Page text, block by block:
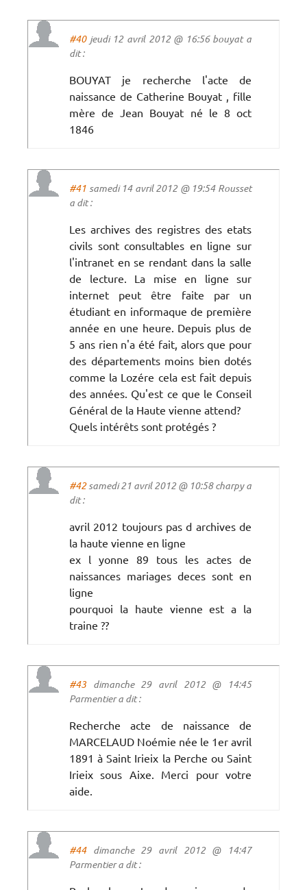
#40jeudi 12 avril 2012 @ 16:56 bouyat a
dit :
BOUYAT je recherche l'acte de
naissance de Catherine Bouyat , fille
mère de Jean Bouyat né le 8 oct
1846
#41 samedi 14 avril 2012 @ 19:54 Rousset
a dit :
Les archives des registres des etats
civils sont consultables en ligne sur
l'intranet en se rendant dans la salle
de lecture. La mise en ligne sur
internet peut être faite par un
étudiant en informaque de première
année en une heure. Depuis plus de
5 ans rien n'a été fait, alors que pour
des départements moins bien dotés
comme la Lozére cela est fait depuis
des années. Qu'est ce que le Conseil
Général de la Haute vienne attend?
Quels intérêts sont protégés ?
#42samedi 21 avril 2012 @ 10:58 charpy a
dit :
avril 2012 toujours pas d archives de
la haute vienne en ligne
ex l yonne 89 tous les actes de
naissances mariages deces sont en
ligne
pourquoi la haute vienne est a la
traine ??
#43 dimanche 29 avril 2012 @ 14:45
Parmentier a dit :
Recherche acte de naissance de
MARCELAUD Noémie née le 1er avril
1891 à Saint Irieix la Perche ou Saint
Irieix sous Aixe. Merci pour votre
aide.
#44dimanche 29 avril 2012 @ 14:47
Parmentier a dit :